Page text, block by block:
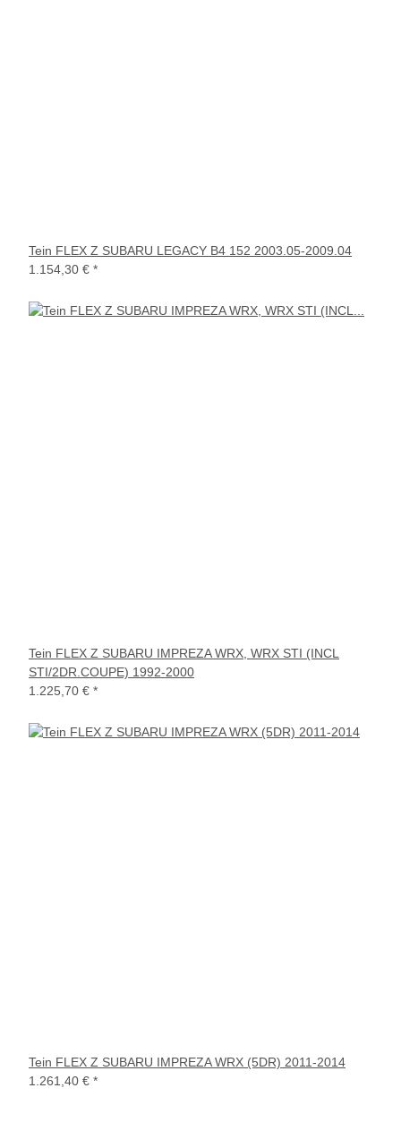
Tein FLEX Z SUBARU LEGACY B4 152 2003.05-2009.04
1.154,30 € *
Tein FLEX Z SUBARU IMPREZA WRX, WRX STI (INCL
STI/2DR.COUPE) 1992-2000
1.225,70 € *
Tein FLEX Z SUBARU IMPREZA WRX (5DR) 2011-2014
1.261,40 € *